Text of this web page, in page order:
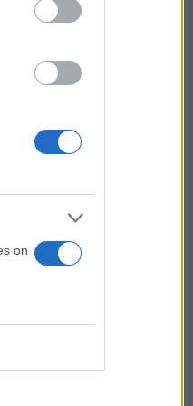
on
για τη
λειτουργίας
του CDC,
διασφαλίσουν
του
ώστε
οι
της